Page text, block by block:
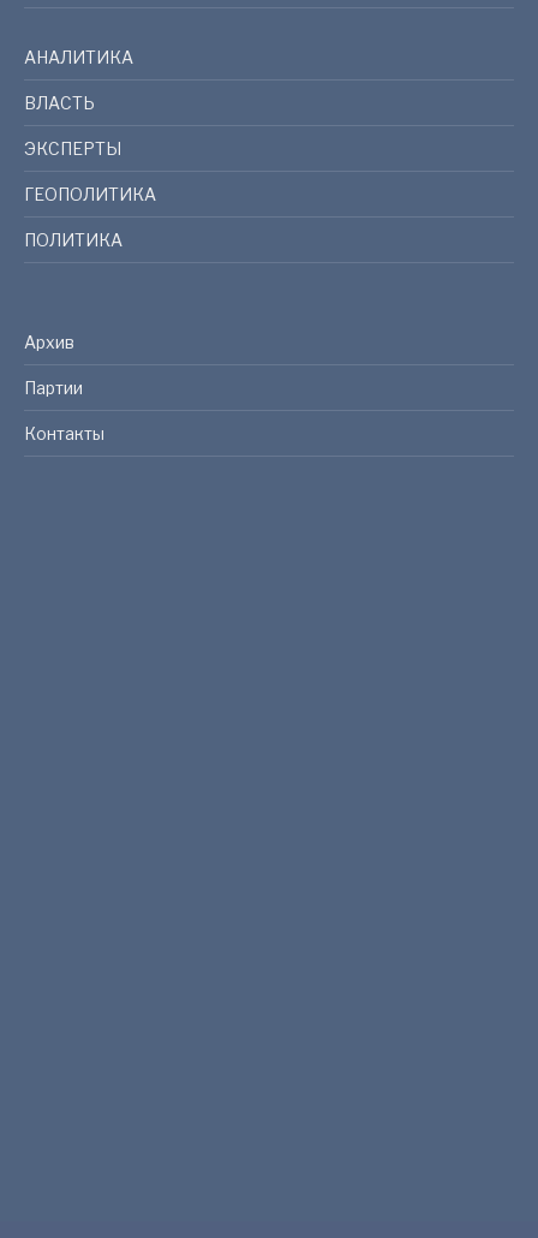
АНАЛИТИКА
ВЛАСТЬ
ЭКСПЕРТЫ
ГЕОПОЛИТИКА
ПОЛИТИКА
Архив
Партии
Контакты